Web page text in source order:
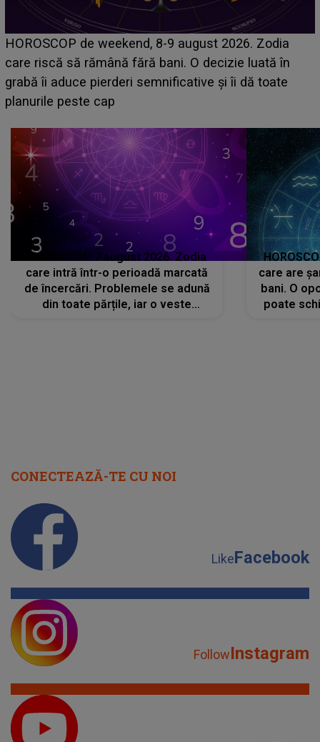
Emanuel a ținut ACEST DETALIU ASCUNS până
acum! În fața Alexandrei, concurentul din Casa Iubirii
face o MĂRTURISIRE NEAȘTEPTATĂ despre mama
sa: "I-am spus și ei în față, eu nu te iubesc pentru
HOROSCOP 7 august 2026. Zodia
care intră într-o perioadă marcată
de încercări. Problemele se adună
din toate părțile, iar o veste
care are
bani. O
poate
CONECTEAZĂ-TE CU NOI
LikeFacebook
FollowInstagram